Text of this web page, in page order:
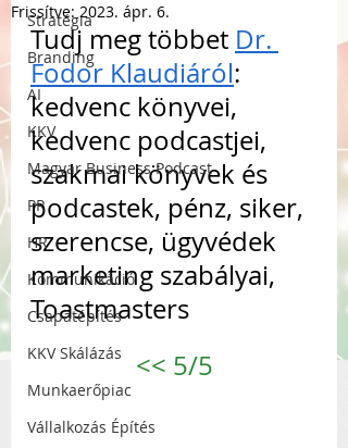
Stratégia
Branding
AI
KKV
Magyar Business Podcast
PR
HR
Kommunikáció
Csapatépítés
KKV Skálázás
Munkaerőpiac
Vállalkozás Építés
Frissítve: 2023. ápr. 6.
Tudj meg többet Dr.
Fodor Klaudiáról:
kedvenc könyvei,
kedvenc podcastjei,
szakmai könyvek és
podcastek, pénz, siker,
szerencse, ügyvédek
marketing szabályai,
Toastmasters
<< 5/5